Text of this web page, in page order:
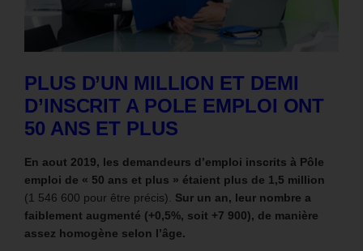
PLUS D’UN MILLION ET DEMI
D’INSCRIT A POLE EMPLOI ONT
50 ANS ET PLUS
En aout 2019, les demandeurs d’emploi inscrits à Pôle
emploi de « 50 ans et plus » étaient plus de 1,5 million
(1 546 600 pour être précis). Sur un an, leur nombre a
faiblement augmenté (+0,5%, soit +7 900), de manière
assez homogène selon l’âge.